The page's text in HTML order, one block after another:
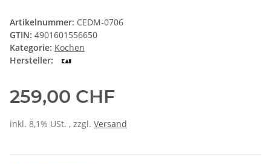
Artikelnummer: CEDM-0706
GTIN: 4901601556650
Kategorie: Kochen
Hersteller:
259,00 CHF
inkl. 8,1% USt. , zzgl. Versand